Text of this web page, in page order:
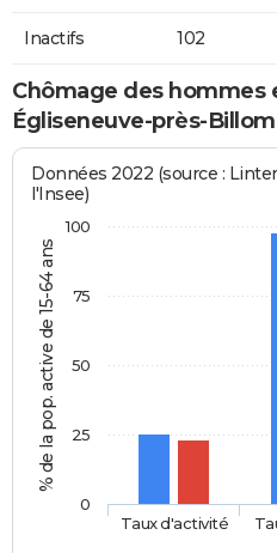
Inactifs 102
Chômage des hommes
Égliseneuve-près-Billom
% de la pop. active de 15-64 ans
Données 2022 (source :
l'Insee)
Taux d'activité
0
25
50
75
100